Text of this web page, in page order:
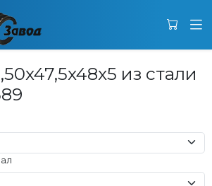
из стали